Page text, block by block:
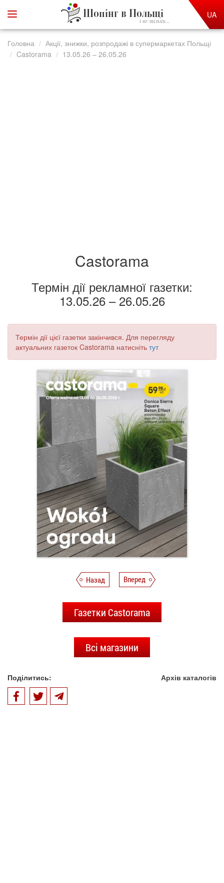
Шопінг в Польщі
і не тільки...
UA
Головна
Акції, знижки, розпродажі в супермаркетах Польщі
Castorama
13.05.26 – 26.05.26
Castorama
Термін дії рекламної газетки:
13.05.26 – 26.05.26
Термін дії цієї газетки закінчився. Для перегляду
актуальних газеток Castorama натисніть тут
Назад Вперед
Газетки Castorama
Всі магазини
Поділитись: Архів каталогів